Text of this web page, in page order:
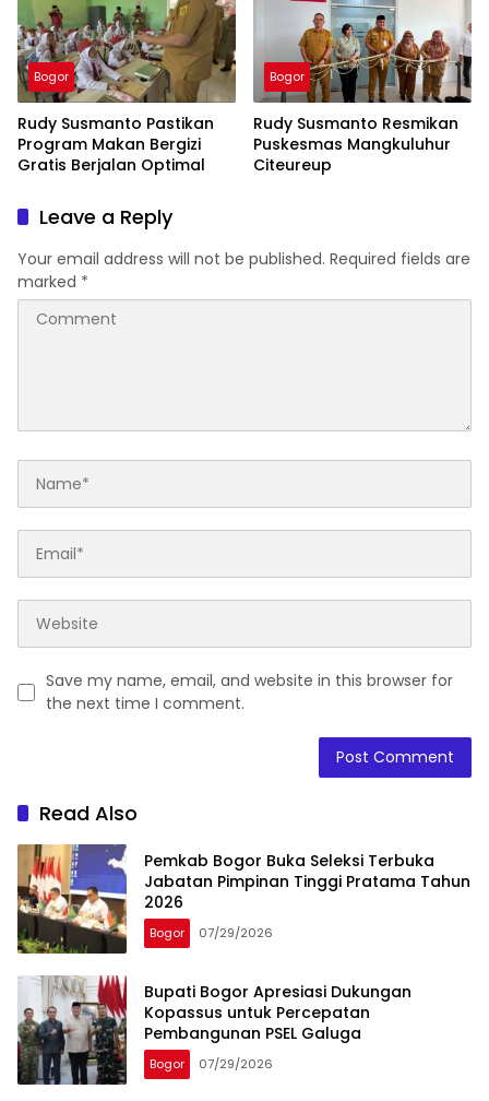
Bogor
Rudy Susmanto Pastikan
Program Makan Bergizi
Gratis Berjalan Optimal
Bogor
Rudy Susmanto Resmikan
Puskesmas Mangkuluhur
Citeureup
Leave a Reply
Your email address will not be published. Required fields are
marked *
Save my name, email, and website in this browser for
the next time I comment.
Read Also
Pemkab Bogor Buka Seleksi Terbuka
Jabatan Pimpinan Tinggi Pratama Tahun
2026
Bogor 07/29/2026
Bupati Bogor Apresiasi Dukungan
Kopassus untuk Percepatan
Pembangunan PSEL Galuga
Bogor 07/29/2026